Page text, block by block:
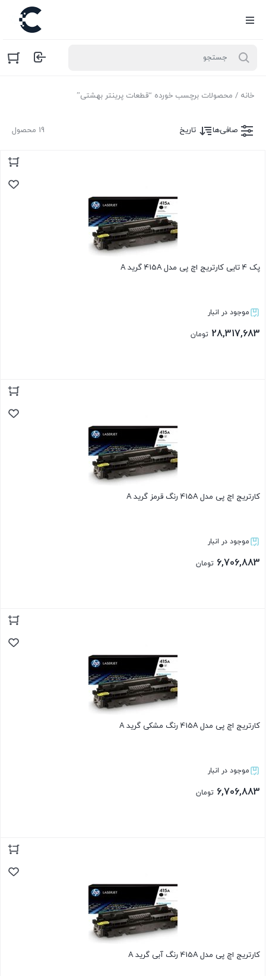
خانه / محصولات برچسب خورده “قطعات پرینتر بهشتی”
19 محصول صافی‌ها تاریخ
پک 4 تایی کارتریج اچ پی مدل 415A گرید A
موجود در انبار
28,317,683 تومان
کارتریج اچ پی مدل 415A رنگ قرمز گرید A
موجود در انبار
6,706,883 تومان
کارتریج اچ پی مدل 415A رنگ مشکی گرید A
موجود در انبار
6,706,883 تومان
کارتریج اچ پی مدل 415A رنگ آبی گرید A